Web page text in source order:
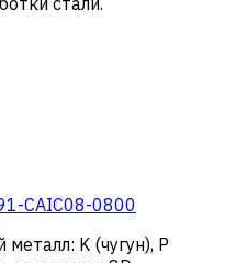
CAIC08-0800
металл: K (чугун), Р